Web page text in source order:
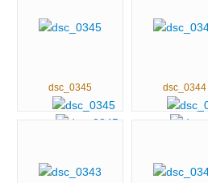
dsc_0345 dsc_0344